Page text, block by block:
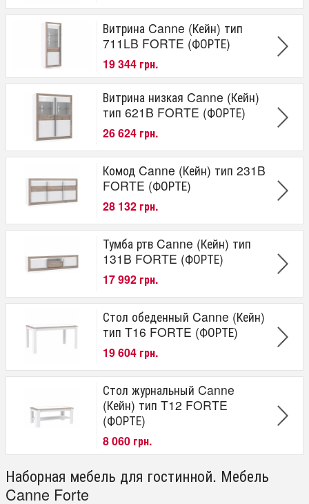
Витрина Canne (Кейн) тип
711LB FORTE (ФОРТЕ)
19 344 грн.
Витрина низкая Canne (Кейн)
тип 621B FORTE (ФОРТЕ)
26 624 грн.
Комод Canne (Кейн) тип 231B
FORTE (ФОРТЕ)
28 132 грн.
Тумба ртв Canne (Кейн) тип
131B FORTE (ФОРТЕ)
17 992 грн.
Стол обеденный Canne (Кейн)
тип T16 FORTE (ФОРТЕ)
19 604 грн.
Стол журнальный Canne
(Кейн) тип T12 FORTE
(ФОРТЕ)
8 060 грн.
Наборная мебель для гостинной. Мебель
Canne Forte